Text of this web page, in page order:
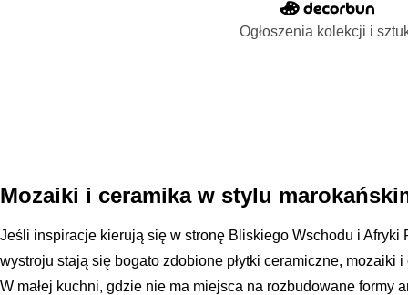
Ogłoszenia kolekcji i
Mozaiki i ceramika w stylu
Jeśli inspiracje kierują się w stronę Bliskiego Wschodu i Afryki
wystroju stają się bogato zdobione płytki ceramiczne, mozaiki
W małej kuchni, gdzie nie ma miejsca na rozbudowane formy